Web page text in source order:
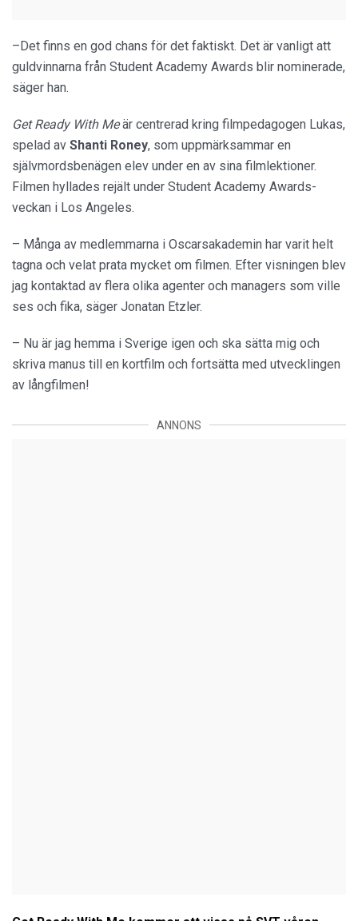
–Det finns en god chans för det faktiskt. Det är vanligt att
guldvinnarna från Student Academy Awards blir nominerade,
säger han.
Get Ready With Meär centrerad kring filmpedagogen Lukas,
spelad av Shanti Roney, som uppmärksammar en
självmordsbenägen elev under en av sina filmlektioner.
Filmen hyllades rejält under Student Academy Awards-
veckan i Los Angeles.
– Många av medlemmarna i Oscarsakademin har varit helt
tagna och velat prata mycket om filmen. Efter visningen blev
jag kontaktad av flera olika agenter och managers som ville
ses och fika, säger Jonatan Etzler.
– Nu är jag hemma i Sverige igen och ska sätta mig och
skriva manus till en kortfilm och fortsätta med utvecklingen
av långfilmen!
ANNONS